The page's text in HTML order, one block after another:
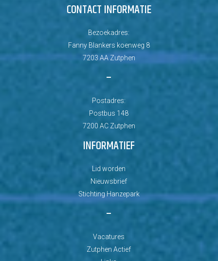
CONTACT INFORMATIE
Bezoekadres:
Fanny Blankers koenweg 8
7203 AA Zutphen
–
Postadres:
Postbus 148
7200 AC Zutphen
INFORMATIEF
Lid worden
Nieuwsbrief
Stichting Hanzepark
–
Vacatures
Zutphen Actief